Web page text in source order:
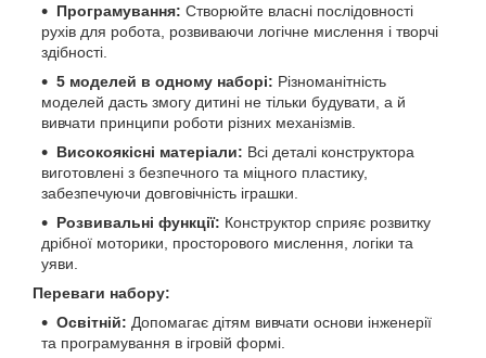
Програмування: Створюйте власні послідовності
рухів для робота, розвиваючи логічне мислення і творчі
здібності.
5 моделей в одному наборі: Різноманітність
моделей дасть змогу дитині не тільки будувати, а й
вивчати принципи роботи різних механізмів.
Високоякісні матеріали: Всі деталі конструктора
виготовлені з безпечного та міцного пластику,
забезпечуючи довговічність іграшки.
Розвивальні функції: Конструктор сприяє розвитку
дрібної моторики, просторового мислення, логіки та
уяви.
Переваги набору:
Освітній: Допомагає дітям вивчати основи інженерії
та програмування в ігровій формі.